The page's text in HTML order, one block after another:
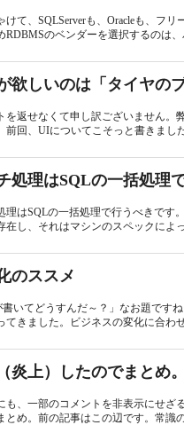
けて、SQLServerも、Oracleも、フ
RDBMSのベンダーを選択するのは
欲しいのは「タイヤの
を返せなくて申し訳ございません。
前回、UIについてこそっと書きまし
処理はSQLの一括処理
理はSQLの一括処理で行うべきです
在し、それはマシンのスペックによ
のススメ
書いてどうすんだ～？」なお題で
てきました。ビジネスの変化に合わ
炎上）したのでまとめ。
も、一部のコメントを非表示にせざ
とめ。前の記事はこの辺です。常識